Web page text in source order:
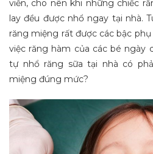
viễn, cho nên khi những chiếc
lay đều được nhổ ngay tại nhà.
răng miệng rất được các bậc
việc răng hàm của các bé ngày
tự nhổ răng sữa tại nhà có
miệng đúng mức?